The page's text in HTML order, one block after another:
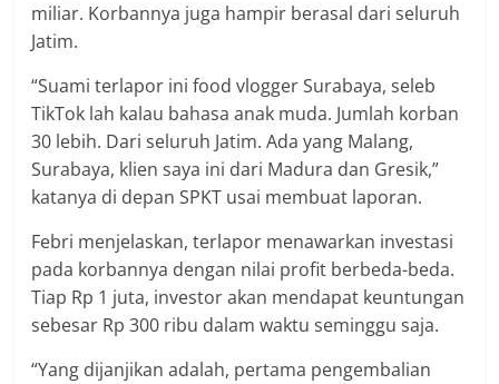
miliar. Korbannya juga hampir berasal dari seluruh
Jatim.
“Suami terlapor ini food vlogger Surabaya, seleb
TikTok lah kalau bahasa anak muda. Jumlah korban
30 lebih. Dari seluruh Jatim. Ada yang Malang,
Surabaya, klien saya ini dari Madura dan Gresik,”
katanya di depan SPKT usai membuat laporan.
Febri menjelaskan, terlapor menawarkan investasi
pada korbannya dengan nilai profit berbeda-beda.
Tiap Rp 1 juta, investor akan mendapat keuntungan
sebesar Rp 300 ribu dalam waktu seminggu saja.
“Yang dijanjikan adalah, pertama pengembalian